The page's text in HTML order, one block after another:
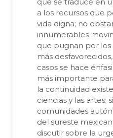
a los recursos que
vida digna; no
innumerables
que pugnan por
más
casos se hace
más importante
la continuidad
ciencias y las artes;
comunidades
del sureste
discutir sobre la